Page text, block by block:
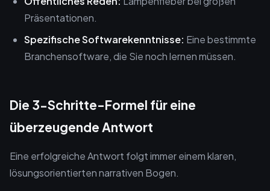
Präsentationen.
Spezifische Softwarekenntnisse: Eine bestimmte
Branchensoftware, die Sie noch lernen müssen.
Die 3-Schritte-Formel für eine
überzeugende Antwort
Eine erfolgreiche Antwort folgt immer einem klaren,
lösungsorientierten narrativen Bogen.